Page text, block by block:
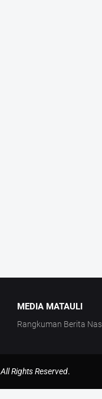
MEDIA MATAULI
Rangkuman Berita
All Rights Reserved.